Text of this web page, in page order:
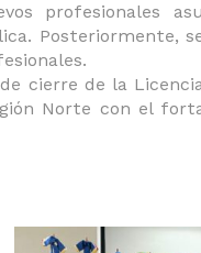
profesionales
Posteriormente,
cierre de la
Norte con el